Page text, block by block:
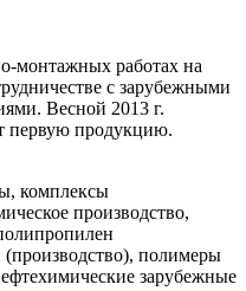
монтажных работах на
с зарубежными
Весной 2013 г.
первую продукцию.
комплексы
производство,
(производство), полимеры
зарубежные